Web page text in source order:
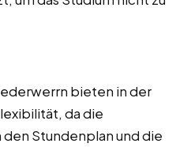
bieten in der
da die
Stundenplan und die